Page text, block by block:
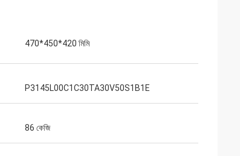
470*450*420 মিমি
P3145L00C1C30TA30V50S1B1E
86 কেজি